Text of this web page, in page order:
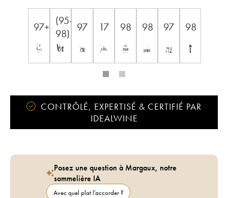
97+ (95-
98)
97 17 98 98 97 98
CONTRÔLÉ, EXPERTISÉ & CERTIFIÉ PAR
IDEALWINE
Posez une question à Margaux, notre
sommelière IA
Avec quel plat l'accorder ?